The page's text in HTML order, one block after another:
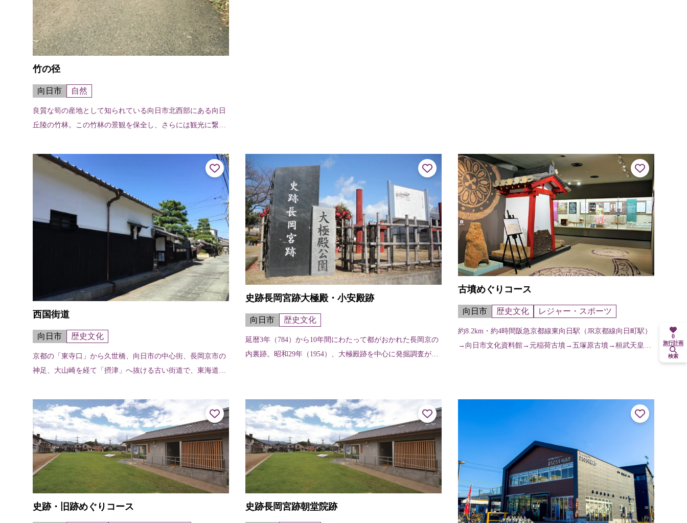
竹の径
向日市 自然
良質な筍の産地として知られている向日市北西部にある向日
丘陵の竹林。この竹林の景観を保全し、さらには観光に繋げ
が「竹の径」です。「竹の径...
西国街道
向日市 歴史文化
京都の「東寺口」から久世橋、向日市の中心街、長岡京市の
神足、大山崎を経て「摂津」へ抜ける古い街道で、東海道・
録によると、京を出て最初の宿場「...
史跡長岡宮跡大極殿・小安殿跡
向日市 歴史文化
延暦3年（784）から10年間にわたって都がおかれた長岡京の
内裏跡。昭和29年（1954）、大極殿跡を中心に発掘調査がは
古墳めぐりコース
向日市 歴史文化 レジャー・スポーツ
約8.2km・約4時間阪急京都線東向日駅（JR京都線向日町駅）
→向日市文化資料館→元稲荷古墳→五塚原古墳→桓武天皇皇
史跡・旧跡めぐりコース 史跡長岡宮跡朝堂院跡
0
旅行計画
検索